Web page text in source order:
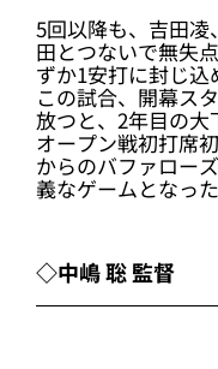
5回以降も、吉田
田とつないで無失
ずか1安打に封じ込
この試合、開幕ス
放つと、2年目の
オープン戦初打席
からのバファロー
義なゲームとなった
◇中嶋 聡 監督